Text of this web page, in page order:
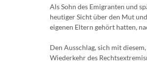
Als Sohn des Emigranten und
heutiger Sicht über den Mut
eigenen Eltern gehört hatten,
Den Ausschlag, sich mit
Wiederkehr des